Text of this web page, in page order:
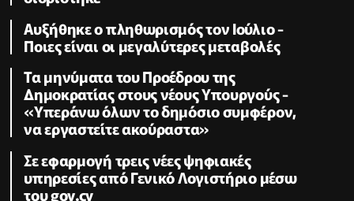
Aυξήθηκε o πληθωρισμός τον Ιούλιο -
Ποιες είναι οι μεγαλύτερες μεταβολές
Τα μηνύματα του Προέδρου της
Δημοκρατίας στους νέους Υπουργούς -
«Υπεράνω όλων το δημόσιο συμφέρον,
να εργαστείτε ακούραστα»
Σε εφαρμογή τρεις νέες ψηφιακές
υπηρεσίες από Γενικό Λογιστήριο μέσω
του gov.cy